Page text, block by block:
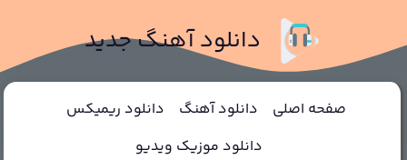
دانلود آهنگ جدید
صفحه اصلی دانلود آهنگ
دانلود ریمیکس
دانلود موزیک ویدیو